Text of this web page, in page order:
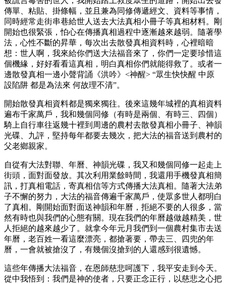
傳單、粘貼、掛條幅，並且兼為同修傳遞經文、資料等事情，
同時經常走街串巷給世人送去大法真相小冊子等真相材料。剛
開始也很緊張，怕心在傳播真相過程中逐漸越來越弱。隨著學
法，心性不斷的昇華，每次出去散發真相資料時，心裡暗暗
想：世人啊，我來給你們送大法福音來了，你們一定要珍惜這
個機緣，好好看看這真相，明白真相你們就能得救了。或者一
邊散發真相一邊小聲背誦《洪吟》<神醒> “眾生快快醒 中原
設陷阱 都是為法來 何故理不清”。
開始散發真相資料都是獨來獨往。後來這幾年城裡的真相資料
遍布千家萬戶，我和幾個同修（有時是兩個、有時三、四個）
騎上自行車往返幾十裡到周邊的農村去散發真相小冊子、神韻
光碟、九評，堅持每年都要去幾次，把大法的福音送到農村的
父老鄉親家。
自從有大法對聯、年曆、神韻光碟，我又和幾個同修一起走上
街頭，面對面發放。其次利用業餘時間，我還用手機發真相簡
訊，打真相電話，寄真相信等方式傳播大法真相。隨著大法弟
子不懈的努力，大法的福音傳遍千家萬戶，使眾多世人都明白
了真相。剛開始面對面送神韻和年曆，拒絕不要的人很多，當
然有時也與我們的心態有關。現在我們的年曆越做越精美，世
人拒絕的越來越少了。就拿今年元月我們到一個農村集市去送
年曆，老百姓一看這麼漂亮，都搶著要，帶去三、四兜的年
曆，一會就被搶沒了，有幾個沒搶到的人還感到很遺憾。
這些年傳播大法福音，在恩師慈悲呵護下，我平安走到今天。
從中我悟到：我們是神的使者，只要正念正行，以慈悲之心把